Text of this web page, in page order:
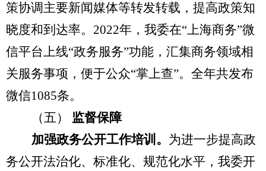
策协调主要新闻媒体等转发转载，提高政策知
晓度和到达率。 2022年， 我委在“上海商务”微
信平台上线“政务服务”功能，汇集商务领域相
关服务事项，便于公众“掌上查”。全年共发布
微信1085条。
（五） 监督保障
加强政务公开工作培训。 为进一步提高政
务公开法治化、标准化、规范化水平， 我委开